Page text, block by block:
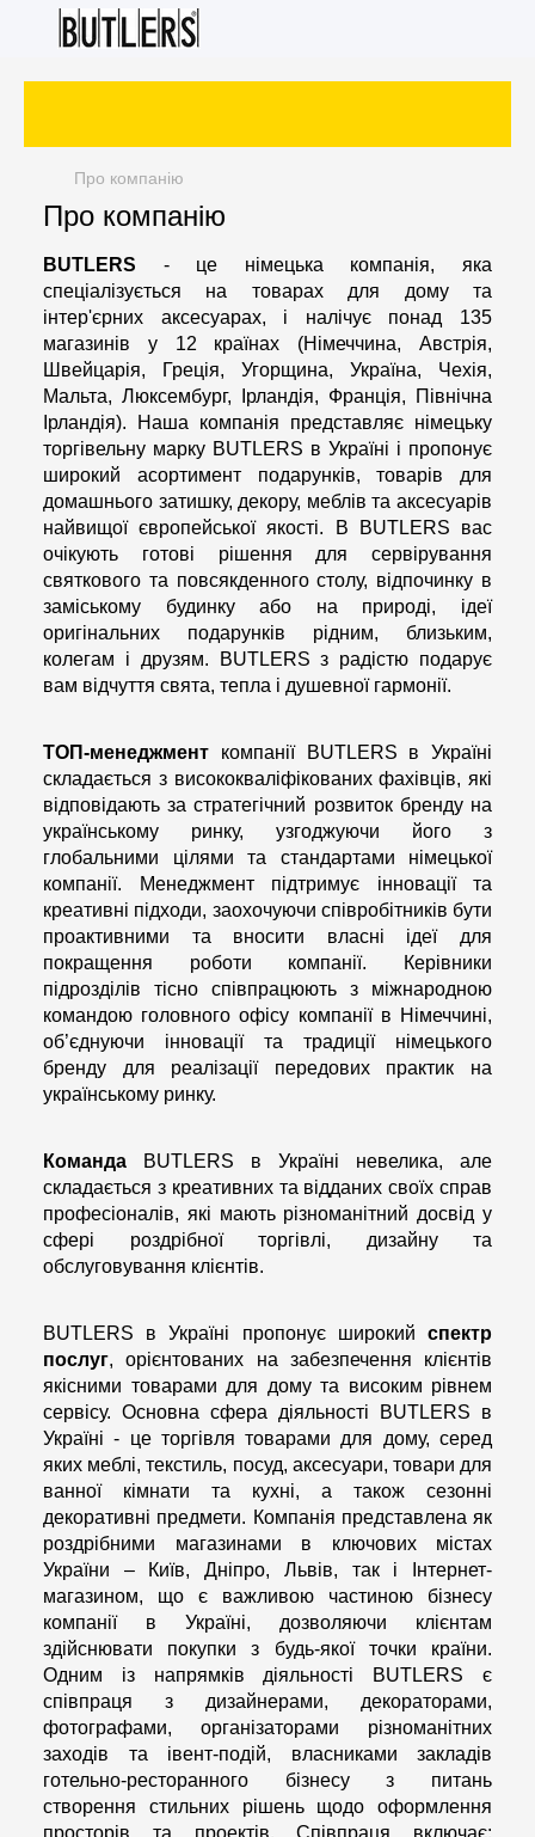
Про компанію
Про компанію
BUTLERS - це німецька компанія, яка
спеціалізується на товарах для дому та
інтер'єрних аксесуарах, і налічує понад 135
магазинів у 12 країнах (Німеччина, Австрія,
Швейцарія, Греція, Угорщина, Україна, Чехія,
Мальта, Люксембург, Ірландія, Франція, Північна
Ірландія). Наша компанія представляє німецьку
торгівельну марку BUTLERS в Україні і пропонує
широкий асортимент подарунків, товарів для
домашнього затишку, декору, меблів та аксесуарів
найвищої європейської якості. В BUTLERS вас
очікують готові рішення для сервірування
святкового та повсякденного столу, відпочинку в
заміському будинку або на природі, ідеї
оригінальних подарунків рідним, близьким,
колегам і друзям. BUTLERS з радістю подарує
вам відчуття свята, тепла і душевної гармонії.
ТОП-менеджмент компанії BUTLERS в Україні
складається з висококваліфікованих фахівців, які
відповідають за стратегічний розвиток бренду на
українському ринку, узгоджуючи його з
глобальними цілями та стандартами німецької
компанії. Менеджмент підтримує інновації та
креативні підходи, заохочуючи співробітників бути
проактивними та вносити власні ідеї для
покращення роботи компанії. Керівники
підрозділів тісно співпрацюють з міжнародною
командою головного офісу компанії в Німеччині,
об’єднуючи інновації та традиції німецького
бренду для реалізації передових практик на
українському ринку.
Команда BUTLERS в Україні невелика, але
складається з креативних та відданих своїх справ
професіоналів, які мають різноманітний досвід у
сфері роздрібної торгівлі, дизайну та
обслуговування клієнтів.
BUTLERS в Україні пропонує широкий спектр
послуг, орієнтованих на забезпечення клієнтів
якісними товарами для дому та високим рівнем
сервісу. Основна сфера діяльності BUTLERS в
Україні - це торгівля товарами для дому, серед
яких меблі, текстиль, посуд, аксесуари, товари для
ванної кімнати та кухні, а також сезонні
декоративні предмети. Компанія представлена як
роздрібними магазинами в ключових містах
України – Київ, Дніпро, Львів, так і Інтернет-
магазином, що є важливою частиною бізнесу
компанії в Україні, дозволяючи клієнтам
здійснювати покупки з будь-якої точки країни.
Одним із напрямків діяльності BUTLERS є
співпраця з дизайнерами, декораторами,
фотографами, організаторами різноманітних
заходів та івент-подій, власниками закладів
готельно-ресторанного бізнесу з питань
створення стильних рішень щодо оформлення
просторів та проектів. Співпраця включає: